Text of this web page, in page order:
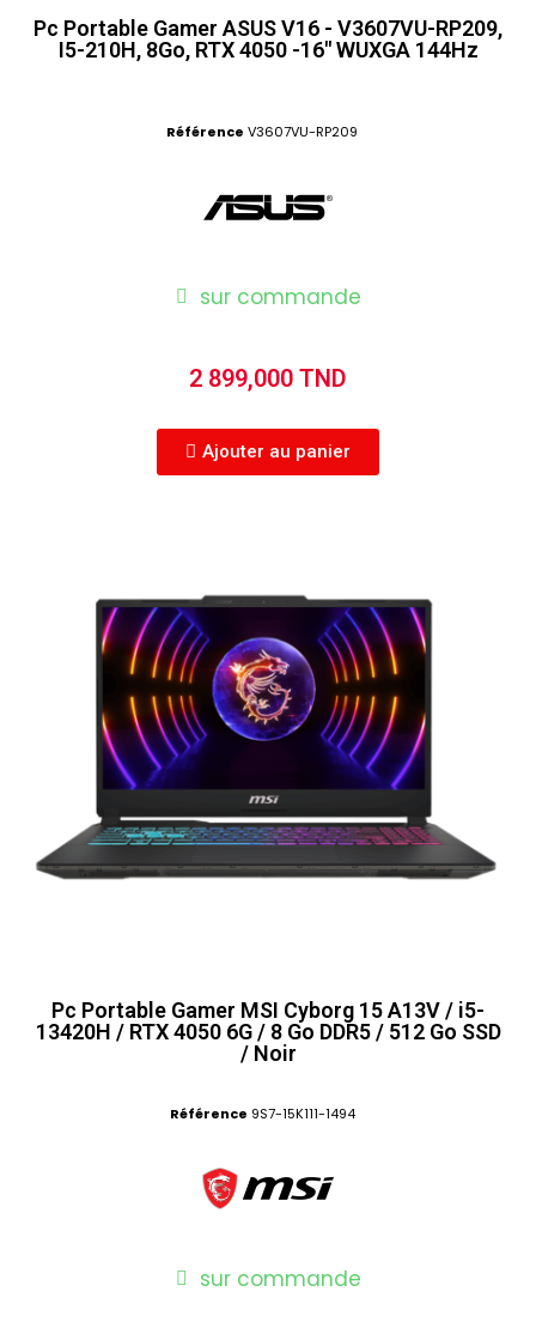
Pc Portable Gamer ASUS V16 - V3607VU-RP209,
I5-210H, 8Go, RTX 4050 -16" WUXGA 144Hz
Référence V3607VU-RP209
sur commande
2 899,000 TND
Ajouter au panier
Pc Portable Gamer MSI Cyborg 15 A13V / i5-
13420H / RTX 4050 6G / 8 Go DDR5 / 512 Go SSD
/ Noir
Référence 9S7-15K111-1494
sur commande